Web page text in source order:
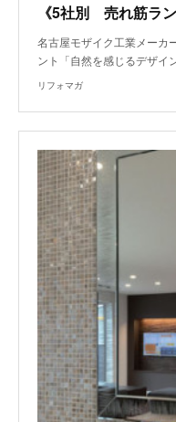
名古屋モザイク工業メーカ
ント「自然を感じるデザ
リフォマガ